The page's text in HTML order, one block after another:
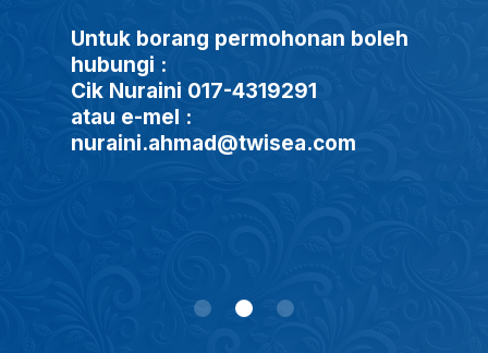
Untuk borang permohonan boleh
hubungi :
Cik Nuraini 017-4319291
atau e-mel :
nuraini.ahmad@twisea.com